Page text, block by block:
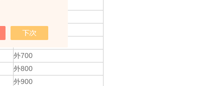
外500
外600
外700
外800
外900